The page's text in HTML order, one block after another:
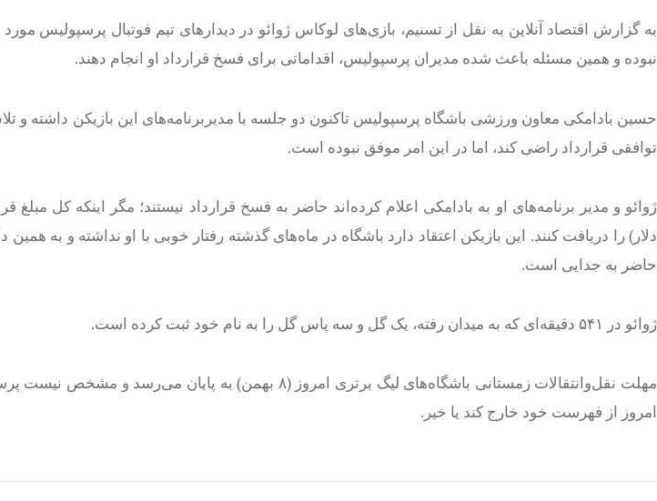
به گزارش اقتصاد آنلاین به نقل از تسنیم، بازی‌های لوکاس ژوائو در دیدارهای تیم فوتبال پرسپولیس
نبوده و همین مسئله باعث شده مدیران پرسپولیس، اقداماتی برای فسخ قرارداد او انجام دهند.
حسین بادامکی معاون ورزشی باشگاه پرسپولیس تاکنون دو جلسه با مدیربرنامه‌های این بازیکن داشته و
توافقی قرارداد راضی کند، اما در این امر موفق نبوده است.
دلار) را دریافت کنند. این بازیکن اعتقاد دارد باشگاه در ماه‌های گذشته رفتار خوبی با او نداشته و به
حاضر به جدایی است.
ژوائو در ۵۴۱ دقیقه‌ای که به میدان رفته، یک گل و سه پاس گل را به نام خود ثبت کرده است.
مهلت نقل‌وانتقالات زمستانی باشگاه‌های لیگ برتری امروز (۸ بهمن) به
امروز از فهرست خود خارج کند یا خیر.